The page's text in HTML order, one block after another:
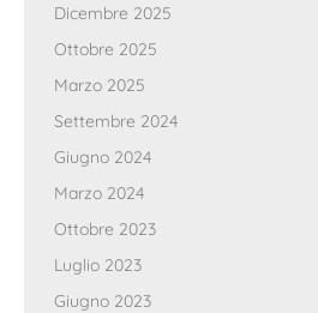
Dicembre 2025
Ottobre 2025
Marzo 2025
Settembre 2024
Giugno 2024
Marzo 2024
Ottobre 2023
Luglio 2023
Giugno 2023